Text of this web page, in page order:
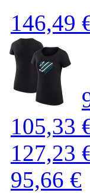
146,49
105,33
127,23
95,66 €